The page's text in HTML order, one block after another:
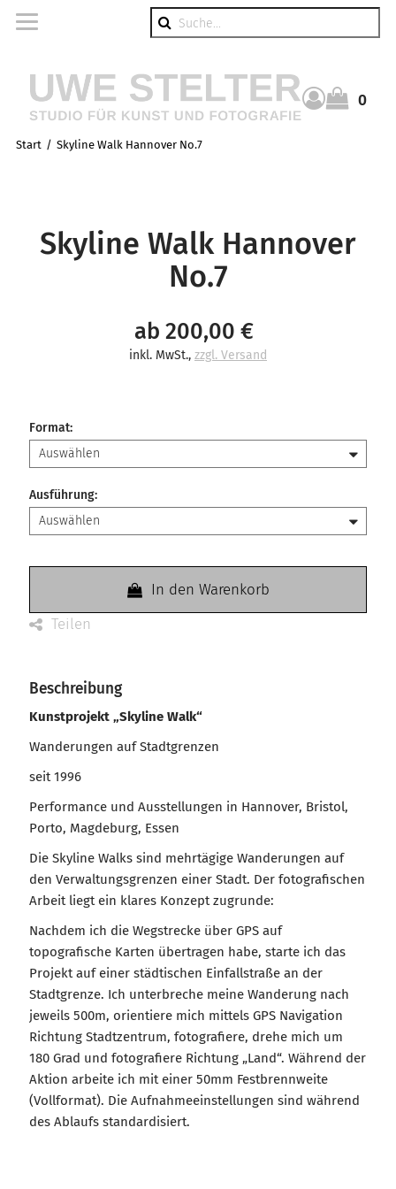
0
Start Skyline Walk Hannover No.7
Skyline Walk Hannover
No.7
ab 200,00 €
inkl. MwSt., zzgl. Versand
Format:
Ausführung:
In den Warenkorb
Teilen
Beschreibung
Kunstprojekt „Skyline Walk“
Wanderungen auf Stadtgrenzen
seit 1996
Performance und Ausstellungen in Hannover, Bristol,
Porto, Magdeburg, Essen
Die Skyline Walks sind mehrtägige Wanderungen auf
den Verwaltungsgrenzen einer Stadt. Der fotografischen
Arbeit liegt ein klares Konzept zugrunde:
Nachdem ich die Wegstrecke über GPS auf
topografische Karten übertragen habe, starte ich das
Projekt auf einer städtischen Einfallstraße an der
Stadtgrenze. Ich unterbreche meine Wanderung nach
jeweils 500m, orientiere mich mittels GPS Navigation
Richtung Stadtzentrum, fotografiere, drehe mich um
180 Grad und fotografiere Richtung „Land“. Während der
Aktion arbeite ich mit einer 50mm Festbrennweite
(Vollformat). Die Aufnahmeeinstellungen sind während
des Ablaufs standardisiert.